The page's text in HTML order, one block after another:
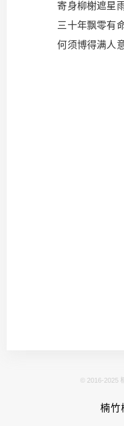
寄身柳榭遮星
三十年飘零有
何须博得满人
© 2016-2025
楠竹